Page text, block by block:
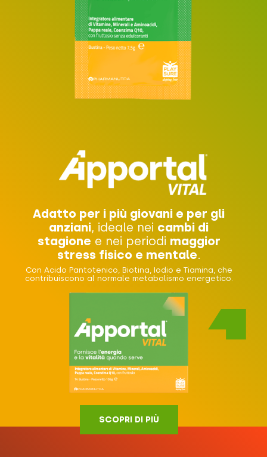
Adatto per i più giovani e per gli
anziani, ideale nei cambi di
stagione e nei periodi maggior
stress fisico e mentale.
Con Acido Pantotenico, Biotina, Iodio e Tiamina, che
contribuiscono al normale metabolismo energetico.
SCOPRI DI PIÙ